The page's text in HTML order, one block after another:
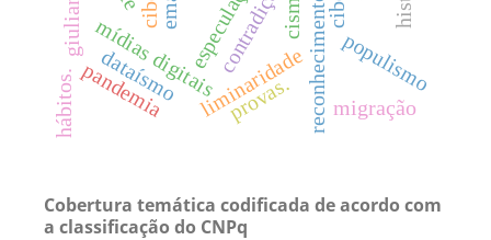
liminaridade
mídias digitais populismo
dataísmo
migração
pandemia
contradição
provas.
hábitos.
Cobertura temática codificada de acordo com
a classificação do CNPq